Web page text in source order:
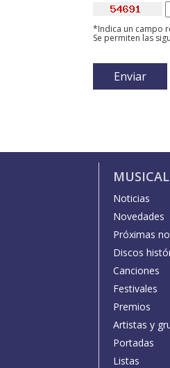
*Indica un campo
Se permiten las
Noticias
Novedades
Próximas
Discos
Canciones
Festivales
Premios
Artistas y
Portadas
Listas